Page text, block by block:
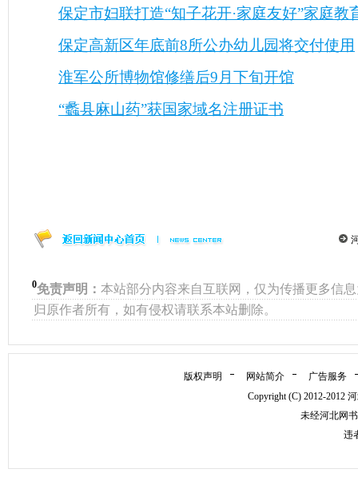
保定市妇联打造“知子花开·家庭友好”家庭教
保定高新区年底前8所公办幼儿园将交付使用
淮军公所博物馆修缮后9月下旬开馆
“蠡县麻山药”获国家域名注册证书
0免责声明： 本站部分内容来自互联网，仅为传播更多信
归原作者所有，如有侵权请联系本站删除。
版权声明 网站简介
广告服务
Copyright (C) 2012-2012
未经河北网
违